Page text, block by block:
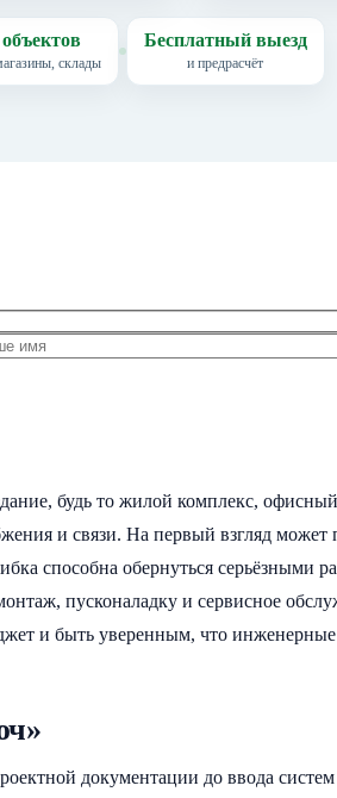
склады
Бесплатный выезд
и предрасчёт
будь то жилой комплекс,
и связи. На первый взгляд
способна обернуться серьёзными
пусконаладку и сервисное
и быть уверенным, что
документации до ввода